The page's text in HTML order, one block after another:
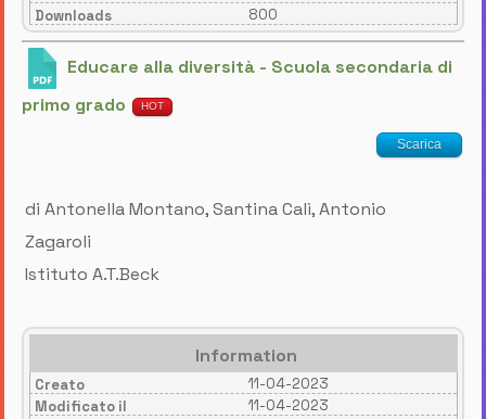
Downloads
800
Educare alla diversità - Scuola secondaria di
primo grado
HOT
Scarica
di Antonella Montano, Santina Calì, Antonio
Zagaroli
Istituto A.T.Beck
Information
Creato
11-04-2023
Modificato il
11-04-2023